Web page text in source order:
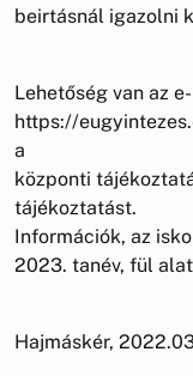
beirtásnál igazolni
Lehetőség van az
https://
a
központi
tájékoztatást.
Információk, az
2023. tanév, fül
Hajmáskér,